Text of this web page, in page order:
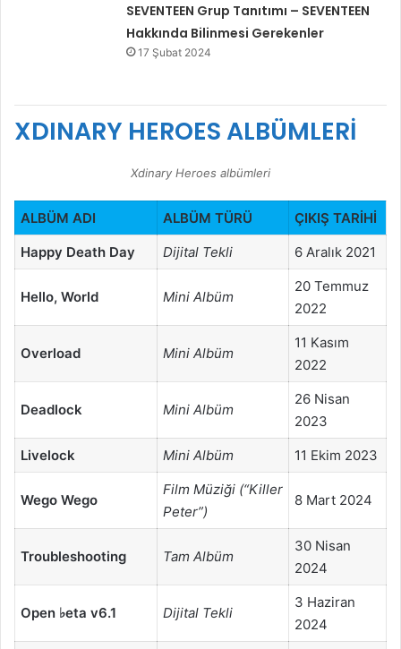
SEVENTEEN Grup Tanıtımı – SEVENTEEN
Hakkında Bilinmesi Gerekenler
17 Şubat 2024
XDINARY HEROESALBÜMLERİ
Xdinary Heroes albümleri
ALBÜM ADI ALBÜM TÜRÜ
ÇIKIŞ TARİHİ
Happy Death Day
Dijital Tekli 6 Aralık 2021
Hello, World Mini Albüm
20 Temmuz
2022
Overload Mini Albüm
11 Kasım
2022
Deadlock Mini Albüm
26 Nisan
2023
Livelock
Mini Albüm 11 Ekim 2023
Wego Wego
Film Müziği (“Killer
Peter”)
8 Mart 2024
Troubleshooting Tam Albüm
30 Nisan
2024
Open ♭eta v6.1 Dijital Tekli
3 Haziran
2024